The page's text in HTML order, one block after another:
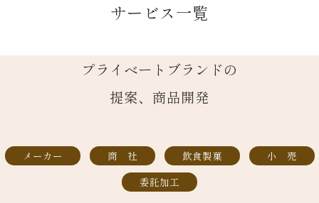
サービス一覧
プライベートブランドの
提案、商品開発
メーカー 商 社 飲食製菓
小 売
委託加工